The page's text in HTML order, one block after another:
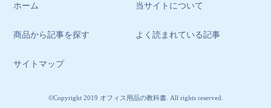
ホーム 当サイトについて
商品から記事を探す よく読まれている記事
サイトマップ
©Copyright 2019 オフィス用品の教科書. All rights reserved.